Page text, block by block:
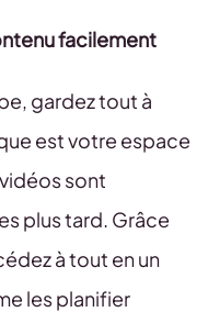
facilement
gardez tout à
est votre espace
sont
plus tard. Grâce
à tout en un
les planifier